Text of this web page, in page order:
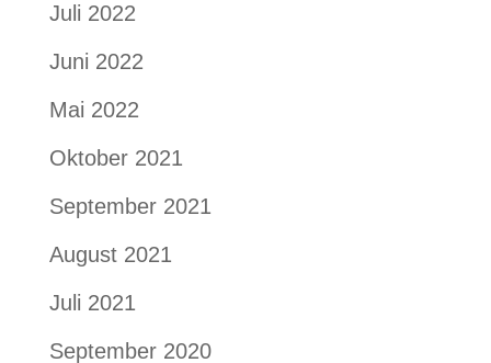
Juli 2022
Juni 2022
Mai 2022
Oktober 2021
September 2021
August 2021
Juli 2021
September 2020